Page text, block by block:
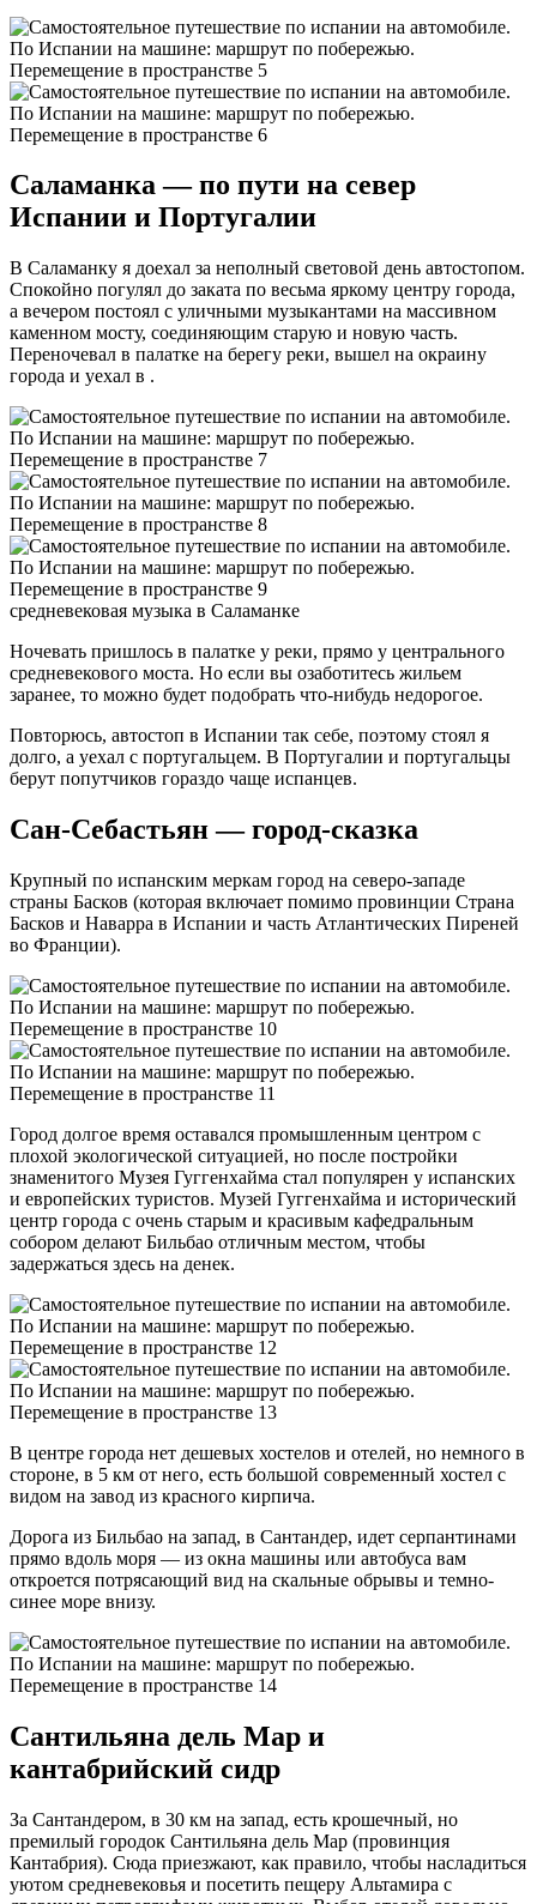
Саламанка — по пути на север
Испании и Португалии
В Саламанку я доехал за неполный световой день автостопом.
Спокойно погулял до заката по весьма яркому центру города,
а вечером постоял с уличными музыкантами на массивном
каменном мосту, соединяющим старую и новую часть.
Переночевал в палатке на берегу реки, вышел на окраину
города и уехал в .
средневековая музыка в Саламанке
Ночевать пришлось в палатке у реки, прямо у центрального
средневекового моста. Но если вы озаботитесь жильем
заранее, то можно будет подобрать что-нибудь недорогое.
Повторюсь, автостоп в Испании так себе, поэтому стоял я
долго, а уехал с португальцем. В Португалии и португальцы
берут попутчиков гораздо чаще испанцев.
Сан-Себастьян — город-сказка
Крупный по испанским меркам город на северо-западе
страны Басков (которая включает помимо провинции Страна
Басков и Наварра в Испании и часть Атлантических Пиреней
во Франции).
Город долгое время оставался промышленным центром с
плохой экологической ситуацией, но после постройки
знаменитого Музея Гуггенхайма стал популярен у испанских
и европейских туристов. Музей Гуггенхайма и исторический
центр города с очень старым и красивым кафедральным
собором делают Бильбао отличным местом, чтобы
задержаться здесь на денек.
В центре города нет дешевых хостелов и отелей, но немного в
стороне, в 5 км от него, есть большой современный хостел с
видом на завод из красного кирпича.
Дорога из Бильбао на запад, в Сантандер, идет серпантинами
прямо вдоль моря — из окна машины или автобуса вам
откроется потрясающий вид на скальные обрывы и темно-
синее море внизу.
Сантильяна дель Мар и
кантабрийский сидр
За Сантандером, в 30 км на запад, есть крошечный, но
премилый городок Сантильяна дель Мар (провинция
Кантабрия). Сюда приезжают, как правило, чтобы насладиться
уютом средневековья и посетить пещеру Альтамира с